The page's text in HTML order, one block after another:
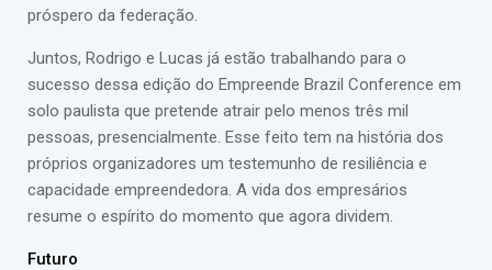
próspero da federação.
Juntos, Rodrigo e Lucas já estão trabalhando para o
sucesso dessa edição do Empreende Brazil Conference em
solo paulista que pretende atrair pelo menos três mil
pessoas, presencialmente. Esse feito tem na história dos
próprios organizadores um testemunho de resiliência e
capacidade empreendedora. A vida dos empresários
resume o espírito do momento que agora dividem.
Futuro